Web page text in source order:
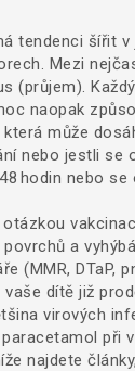
tendenci šířit
Mezi
(průjem).
naopak
může
nebo jestli se
hodin nebo
a
(MMR,
vaše dítě již
virových
při
najdete